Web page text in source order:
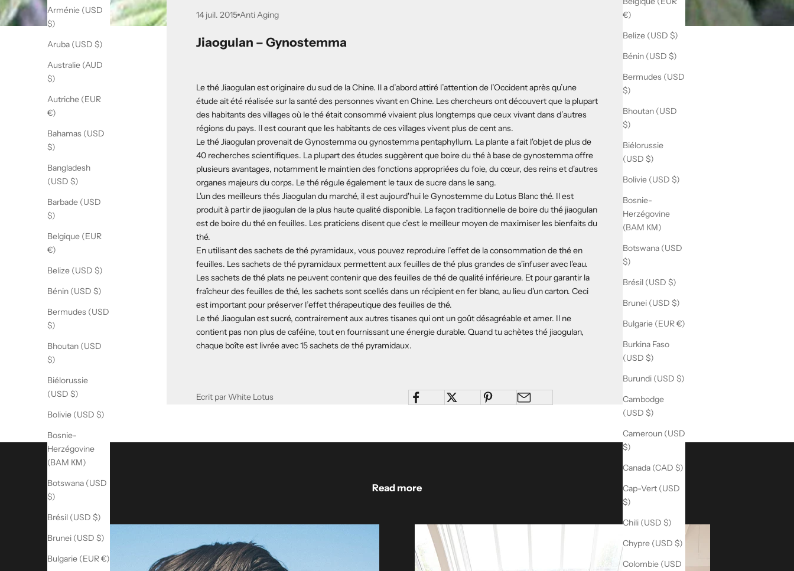
€)
Belize (USD $)
Bénin (USD $)
Bermudes (USD
$)
Bhoutan (USD
$)
Biélorussie
(USD $)
Bolivie (USD $)
Bosnie-
Herzégovine
(BAM КМ)
Botswana (USD
$)
Brésil (USD $)
Brunei (USD $)
Bulgarie (EUR €)
Burkina Faso
(USD $)
Burundi (USD $)
Cambodge
(USD $)
Cameroun (USD
$)
Canada (CAD $)
Cap-Vert (USD
$)
Chili (USD $)
Chypre (USD $)
Colombie (USD
Arménie (USD
$)
Aruba (USD $)
Australie (AUD
$)
Autriche (EUR
€)
Bahamas (USD
$)
Bangladesh
(USD $)
Barbade (USD
$)
Belgique (EUR
€)
Belize (USD $)
Bénin (USD $)
Bermudes (USD
$)
Bhoutan (USD
$)
Biélorussie
(USD $)
Bolivie (USD $)
Bosnie-
Herzégovine
(BAM КМ)
Botswana (USD
$)
Brésil (USD $)
Brunei (USD $)
Bulgarie (EUR €)
14 juil. 2015 Anti Aging
Jiaogulan – Gynostemma
Le thé Jiaogulan est originaire du sud de la Chine. Il a d’abord attiré l’attention de l’Occident après qu’une
étude ait été réalisée sur la santé des personnes vivant en Chine. Les chercheurs ont découvert que la plupart
des habitants des villages où le thé était consommé vivaient plus longtemps que ceux vivant dans d’autres
régions du pays. Il est courant que les habitants de ces villages vivent plus de cent ans.
Le thé Jiaogulan provenait de Gynostemma ou gynostemma pentaphyllum. La plante a fait l'objet de plus de
40 recherches scientifiques. La plupart des études suggèrent que boire du thé à base de gynostemma offre
plusieurs avantages, notamment le maintien des fonctions appropriées du foie, du cœur, des reins et d'autres
organes majeurs du corps. Le thé régule également le taux de sucre dans le sang.
L'un des meilleurs thés Jiaogulan du marché, il est aujourd'hui leGynostemme du Lotus Blancthé. Il est
produit à partir de jiaogulan de la plus haute qualité disponible. La façon traditionnelle de boire du thé jiaogulan
est de boire du thé en feuilles. Les praticiens disent que c’est le meilleur moyen de maximiser les bienfaits du
thé.
En utilisant des sachets de thé pyramidaux, vous pouvez reproduire l’effet de la consommation de thé en
feuilles. Les sachets de thé pyramidaux permettent aux feuilles de thé plus grandes de s'infuser avec l'eau.
Les sachets de thé plats ne peuvent contenir que des feuilles de thé de qualité inférieure. Et pour garantir la
fraîcheur des feuilles de thé, les sachets sont scellés dans un récipient en fer blanc, au lieu d'un carton. Ceci
est important pour préserver l’effet thérapeutique des feuilles de thé.
Le thé Jiaogulan est sucré, contrairement aux autres tisanes qui ont un goût désagréable et amer. Il ne
contient pas non plus de caféine, tout en fournissant une énergie durable. Quand tu achètesthé jiaogulan,
chaque boîte est livrée avec 15 sachets de thé pyramidaux.
Ecrit par White Lotus
Read more